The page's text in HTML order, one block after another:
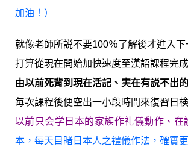
加油！）
就像老師所説不要100％了解後才進入
打算從現在開始加快速度至漢語課程完
由以前死背到現在活記、実在有説不出
毎次課程後便空出一小段時間來復習日
以前只会学日本的家族作礼儀動作、
本，每天目睹日本人之禮儀作法，確實